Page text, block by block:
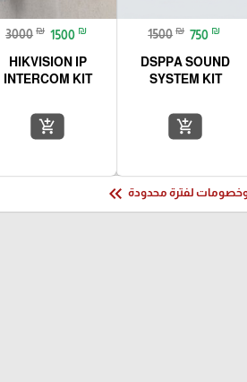
1500 ₪ 750 ₪
DSPPA SOUND
SYSTEM KIT
add_shopping_cart
3000 ₪ 1500 ₪
HIKVISION IP
INTERCOM KIT
add_shopping_cart
لفترة محدودة keyboard_double_arrow_left